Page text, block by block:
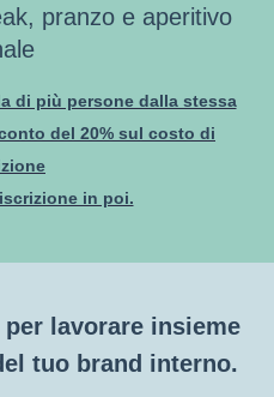
pranzo e aperitivo
di più persone dalla stessa
del 20% sul costo di
in poi.
lavorare insieme
tuo brand interno.